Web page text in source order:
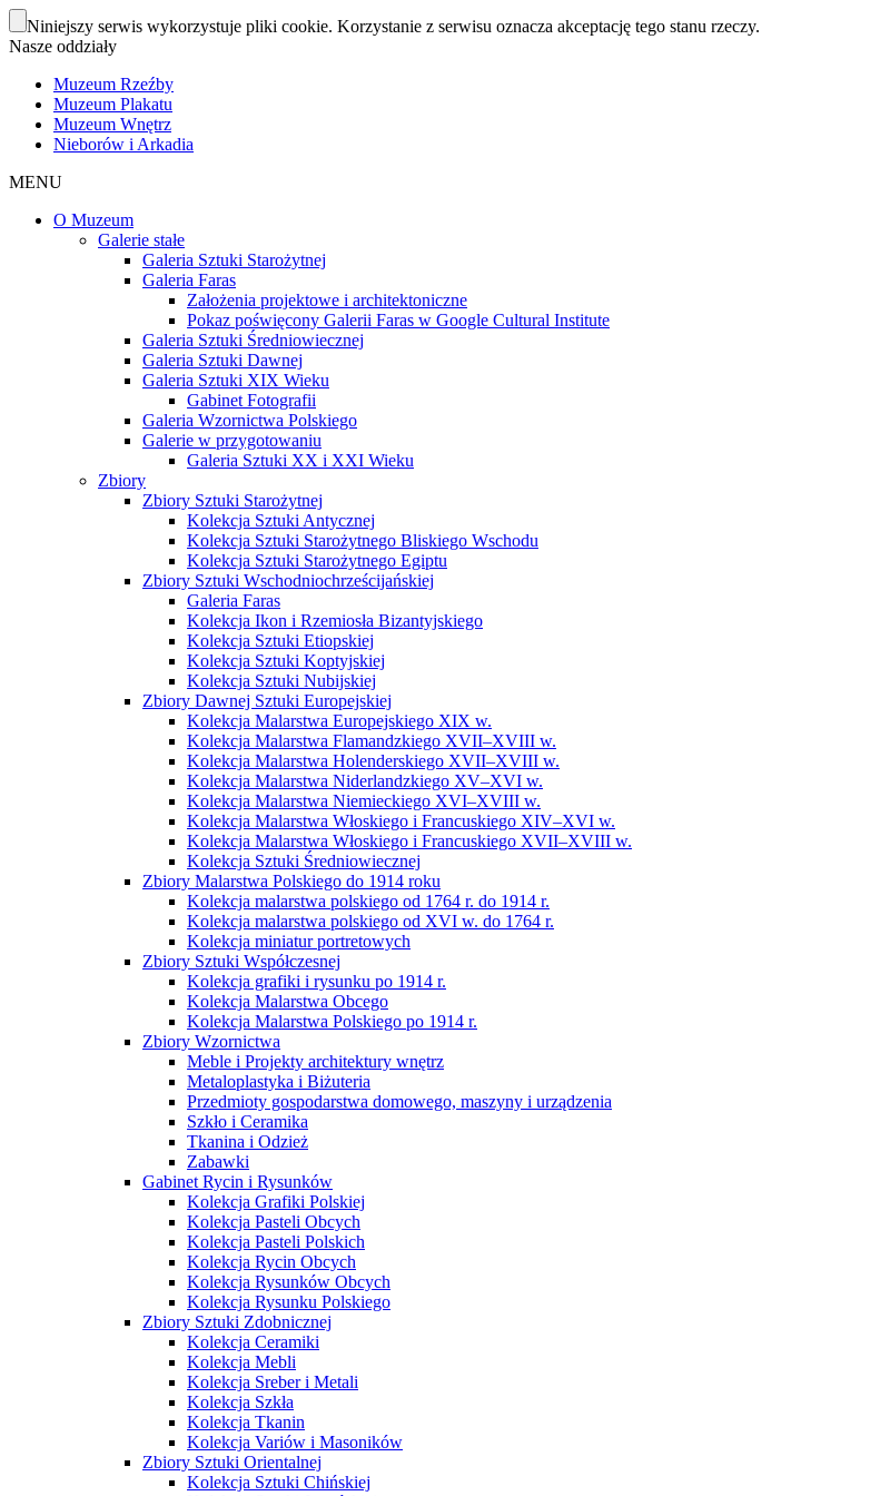
Niniejszy serwis wykorzystuje pliki cookie. Korzystanie z serwisu oznacza akceptację tego stanu rzeczy.
Nasze oddziały
Muzeum Rzeźby
Muzeum Plakatu
Muzeum Wnętrz
Nieborów i Arkadia
MENU
O Muzeum
Galerie stałe
Galeria Sztuki Starożytnej
Galeria Faras
Założenia projektowe i architektoniczne
Pokaz poświęcony Galerii Faras w Google Cultural Institute
Galeria Sztuki Średniowiecznej
Galeria Sztuki Dawnej
Galeria Sztuki XIX Wieku
Gabinet Fotografii
Galeria Wzornictwa Polskiego
Galerie w przygotowaniu
Galeria Sztuki XX i XXI Wieku
Zbiory
Zbiory Sztuki Starożytnej
Kolekcja Sztuki Antycznej
Kolekcja Sztuki Starożytnego Bliskiego Wschodu
Kolekcja Sztuki Starożytnego Egiptu
Zbiory Sztuki Wschodniochrześcijańskiej
Galeria Faras
Kolekcja Ikon i Rzemiosła Bizantyjskiego
Kolekcja Sztuki Etiopskiej
Kolekcja Sztuki Koptyjskiej
Kolekcja Sztuki Nubijskiej
Zbiory Dawnej Sztuki Europejskiej
Kolekcja Malarstwa Europejskiego XIX w.
Kolekcja Malarstwa Flamandzkiego XVII–XVIII w.
Kolekcja Malarstwa Holenderskiego XVII–XVIII w.
Kolekcja Malarstwa Niderlandzkiego XV–XVI w.
Kolekcja Malarstwa Niemieckiego XVI–XVIII w.
Kolekcja Malarstwa Włoskiego i Francuskiego XIV–XVI w.
Kolekcja Malarstwa Włoskiego i Francuskiego XVII–XVIII w.
Kolekcja Sztuki Średniowiecznej
Zbiory Malarstwa Polskiego do 1914 roku
Kolekcja malarstwa polskiego od 1764 r. do 1914 r.
Kolekcja malarstwa polskiego od XVI w. do 1764 r.
Kolekcja miniatur portretowych
Zbiory Sztuki Współczesnej
Kolekcja grafiki i rysunku po 1914 r.
Kolekcja Malarstwa Obcego
Kolekcja Malarstwa Polskiego po 1914 r.
Zbiory Wzornictwa
Meble i Projekty architektury wnętrz
Metaloplastyka i Biżuteria
Przedmioty gospodarstwa domowego, maszyny i urządzenia
Szkło i Ceramika
Tkanina i Odzież
Zabawki
Gabinet Rycin i Rysunków
Kolekcja Grafiki Polskiej
Kolekcja Pasteli Obcych
Kolekcja Pasteli Polskich
Kolekcja Rycin Obcych
Kolekcja Rysunków Obcych
Kolekcja Rysunku Polskiego
Zbiory Sztuki Zdobnicznej
Kolekcja Ceramiki
Kolekcja Mebli
Kolekcja Sreber i Metali
Kolekcja Szkła
Kolekcja Tkanin
Kolekcja Variów i Masoników
Zbiory Sztuki Orientalnej
Kolekcja Sztuki Chińskiej